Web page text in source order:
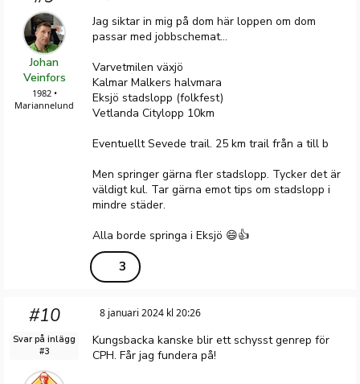
Johan
Veinfors
1982 •
Mariannelund
Jag siktar in mig på dom här loppen om dom
passar med jobbschemat...
Varvetmilen växjö
Kalmar Malkers halvmara
Eksjö stadslopp (folkfest)
Vetlanda Citylopp 10km
Eventuellt Sevede trail. 25 km trail från a till b
Men springer gärna fler stadslopp. Tycker det är
väldigt kul. Tar gärna emot tips om stadslopp i
mindre städer.
Alla borde springa i Eksjö 😄👍
3
#10
Svar på inlägg
#3
8 januari 2024 kl 20:26
Kungsbacka kanske blir ett schysst genrep för
CPH. Får jag fundera på!